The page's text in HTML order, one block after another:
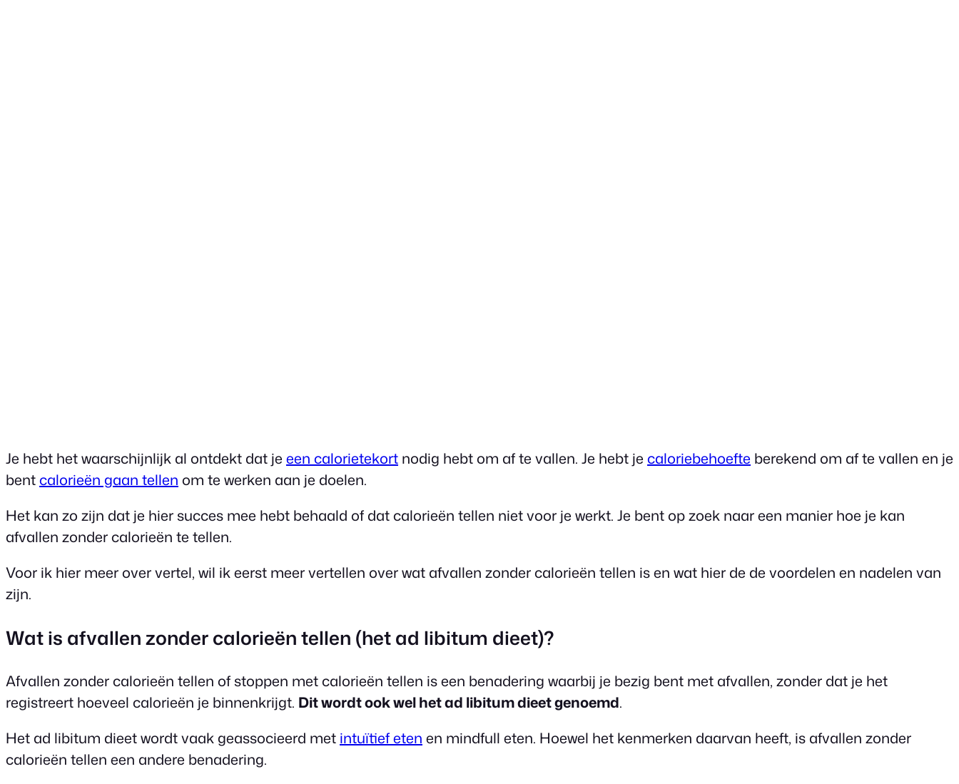
Je hebt het waarschijnlijk al ontdekt dat je een calorietekort nodig hebt om af te vallen. Je hebt je caloriebehoefte berekend om af te vallen en je
bentcalorieën gaan tellen om te werken aan je doelen.
Het kan zo zijn dat je hier succes mee hebt behaald of dat calorieën tellen niet voor je werkt. Je bent op zoek naar een manier hoe je kan
afvallen zonder calorieën te tellen.
Voor ik hier meer over vertel, wil ik eerst meer vertellen over wat afvallen zonder calorieën tellen is en wat hier de de voordelen en nadelen van
zijn.
Wat is afvallen zonder calorieën tellen (het ad libitum dieet)?
Afvallen zonder calorieën tellen of stoppen met calorieën tellen is een benadering waarbij je bezig bent met afvallen, zonder dat je het
registreert hoeveel calorieën je binnenkrijgt. Dit wordt ook wel het ad libitum dieet genoemd.
Het ad libitum dieet wordt vaak geassocieerd met intuïtief eten en mindfull eten. Hoewel het kenmerken daarvan heeft, is afvallen zonder
calorieën tellen een andere benadering.